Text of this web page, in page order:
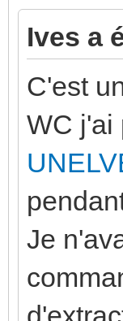
Ives a
C'est
WC j'ai
Je